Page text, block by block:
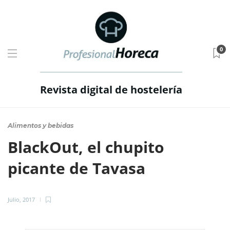
Revista digital de hostelería
0
Alimentos y bebidas
BlackOut, el chupito
picante de Tavasa
Julio, 2017